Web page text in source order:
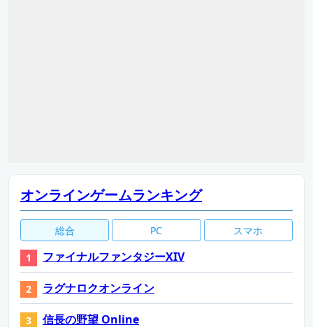
オンラインゲームランキング
総合 PC スマホ
ファイナルファンタジーXIV
ラグナロクオンライン
信長の野望 Online